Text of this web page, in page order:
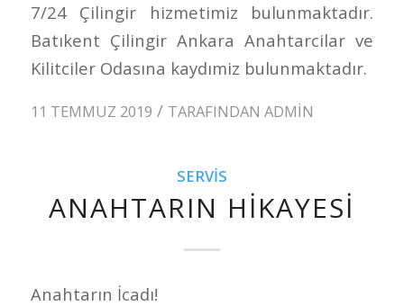
7/24 Çilingir hizmetimiz bulunmaktadır.
Batıkent Çilingir Ankara Anahtarcilar ve
Kilitciler Odasına kaydımiz bulunmaktadır.
11 TEMMUZ 2019 / TARAFINDAN ADMIN
SERVIS
ANAHTARIN HIKAYESI
Anahtarın İcadı!